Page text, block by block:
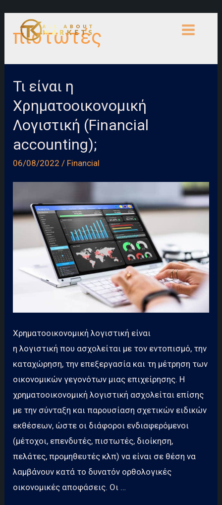
content
MENU
πιστωτές
Τι είναι η
Χρηματοοικονομική
Λογιστική (Financial
accounting);
06/08/2022 / Financial
Χρηματοοικονομική λογιστική είναι
η λογιστική που ασχολείται με τον εντοπισμό, την
καταχώρηση, την επεξεργασία και τη μέτρηση των
οικονομικών γεγονότων μιας επιχείρησης. Η
χρηματοοικονομική λογιστική ασχολείται επίσης
με την σύνταξη και παρουσίαση σχετικών ειδικών
εκθέσεων, ώστε οι διάφοροι ενδιαφερόμενοι
(μέτοχοι, επενδυτές, πιστωτές, διοίκηση,
πελάτες, προμηθευτές κλπ) να είναι σε θέση να
λαμβάνουν κατά το δυνατόν ορθολογικές
οικονομικές αποφάσεις. Οι …